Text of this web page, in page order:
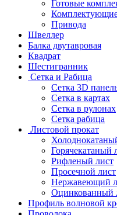
Готовые
Привода
Швеллер
Балка двутавровая
Квадрат
Шестигранник
Сетка и Рабица
Сетка 3D
Сетка в картах
Сетка в рулонах
Сетка рабица
Листовой прокат
Горячекатаный
Рифленый лист
Просечной лист
Нержавеющий
Оцинкованный
Профиль волновой